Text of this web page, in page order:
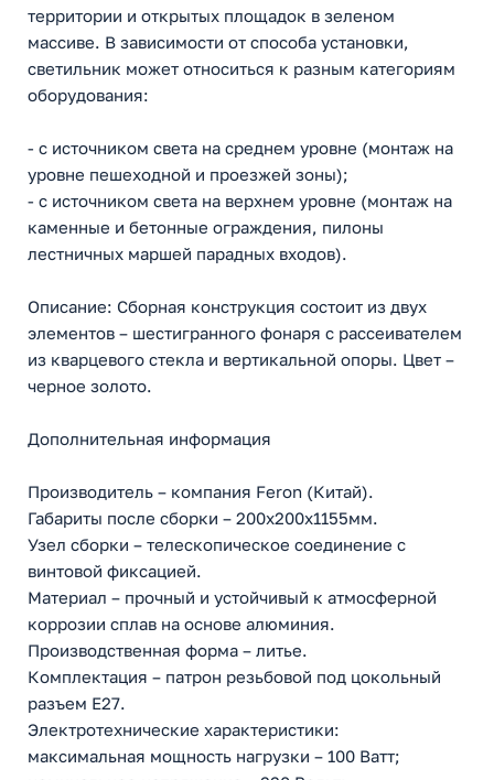
территории и открытых площадок в зеленом
массиве. В зависимости от способа установки,
светильник может относиться к разным категориям
оборудования:
- с источником света на среднем уровне (монтаж на
уровне пешеходной и проезжей зоны);
- с источником света на верхнем уровне (монтаж на
каменные и бетонные ограждения, пилоны
лестничных маршей парадных входов).
Описание: Сборная конструкция состоит из двух
элементов – шестигранного фонаря с рассеивателем
из кварцевого стекла и вертикальной опоры. Цвет –
черное золото.
Дополнительная информация
Производитель – компания Feron (Китай).
Габариты после сборки – 200х200х1155мм.
Узел сборки – телескопическое соединение с
винтовой фиксацией.
Материал – прочный и устойчивый к атмосферной
коррозии сплав на основе алюминия.
Производственная форма – литье.
Комплектация – патрон резьбовой под цокольный
разъем Е27.
Электротехнические характеристики:
максимальная мощность нагрузки – 100 Ватт;